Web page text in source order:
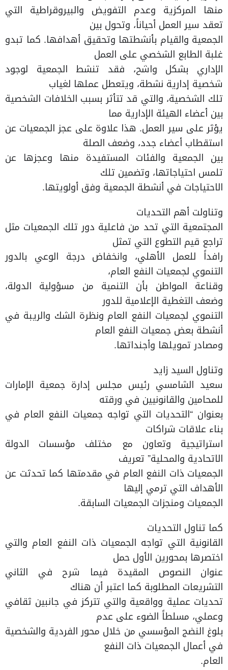
منها المركزية وعدم التفويض والبيروقراطية التي
تعقد سير العمل أحياناً، وتحول بين
الجمعية والقيام بأنشطتها وتحقيق أهدافها. كما تبدو
غلبة الطابع الشخصي على العمل
الإداري بشكل واشح، فقد تنشط الجمعية لوجود
شخصية إدارية نشطة، ويتعطل عملها لغياب
تلك الشخصية، والتي قد تتأثر بسبب الخلافات الشخصية
بين أعضاء الهيئة الإدارية مما
يؤثر على سير العمل. هذا علاوة على عجز الجمعيات عن
استقطاب أعضاء جدد، وضعف الصلة
بين الجمعية والفئات المستفيدة منها وعجزها عن
تلمس احتياجاتها، وتضمين تلك
الاحتياجات في أنشطة الجمعية وفق أولويتها.
وتناولت أهم التحديات
المجتمعية التي تحد من فاعلية دور تلك الجمعيات مثل
تراجع قيم التطوع التي تمثل
رافداً للعمل الأهلي، وانخفاض درجة الوعي بالدور
التنموي لجمعيات النفع العام،
وقناعة المواطن بأن التنمية من مسؤولية الدولة،
وضعف التغطية الإعلامية للدور
التنموي لجمعيات النفع العام ونظرة الشك والريبة في
أنشطة بعض جمعيات النفع العام
ومصادر تمويلها وأجنداتها.
وتناول السيد زايد
سعيد الشامسي رئيس مجلس إدارة جمعية الإمارات
للمحامين والقانونيين في ورقته
بعنوان “التحديات التي تواجه جمعيات النفع العام في
بناء علاقات شراكات
استراتيجية وتعاون مع مختلف مؤسسات الدولة
الاتحادية والمحلية” تعريف
الجمعيات ذات النفع العام في مقدمتها كما تحدثت عن
الأهداف التي ترمي إليها
الجمعيات ومنجزات الجمعيات السابقة.
كما تناول التحديات
القانونية التي تواجه الجمعيات ذات النفع العام والتي
اختصرها بمحورين الأول حمل
عنوان النصوص المقيدة فيما شرح في الثاني
التشريعات المطلوبة كما اعتبر أن هناك
تحديات عملية وواقعية والتي تتركز في جانبين ثقافي
وعملي، مسلطاً الضوء على عدم
بلوغ النضج المؤسسي من خلال محور الفردية والشخصية
في أعمال الجمعيات ذات النفع
العام.